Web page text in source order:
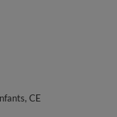
CE